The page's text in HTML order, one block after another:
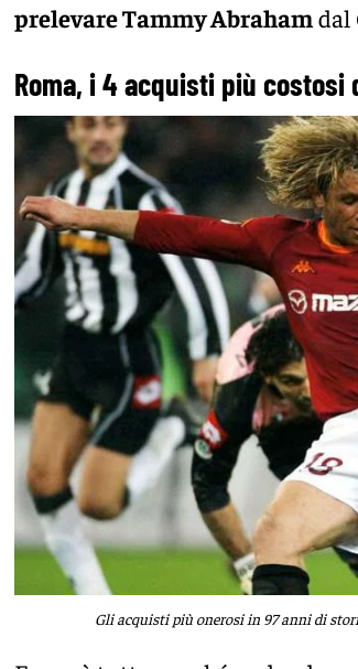
prelevare Tammy Abrahamdal
Roma, i 4 acquisti più costosi
Gli acquisti più onerosi in 97 anni di